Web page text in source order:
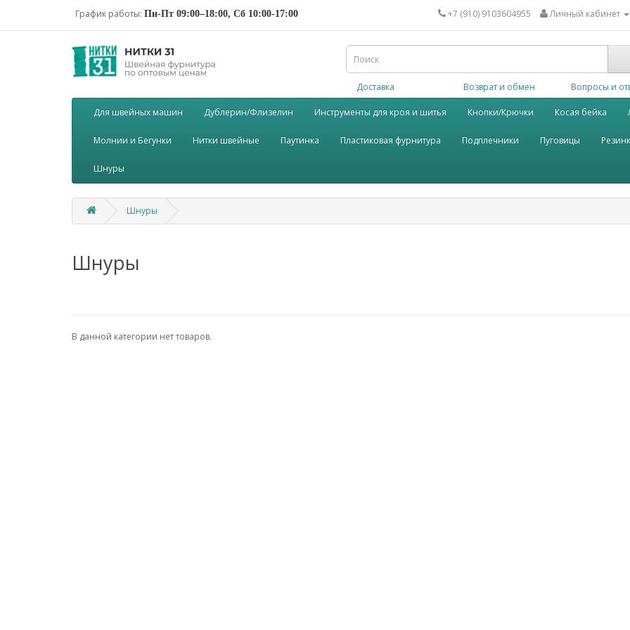
График работы: Пн-Пт 09:00–18:00, Сб 10:00-17:00 +7 (910) 9103604955 Личный кабинет
Доставка Возврат и обмен Вопросы и
Для швейных машин Дублерин/Флизелин Инструменты для кроя и шитья Кнопки/Крючки Косая бейка
Молнии и Бегунки Нитки швейные Паутинка Пластиковая фурнитура Подплечники Пуговицы
Шнуры
Шнуры
Шнуры
В данной категории нет товаров.